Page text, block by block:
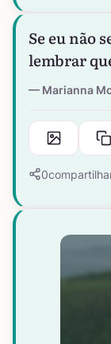
Se eu não
lembrar
Marianna
0